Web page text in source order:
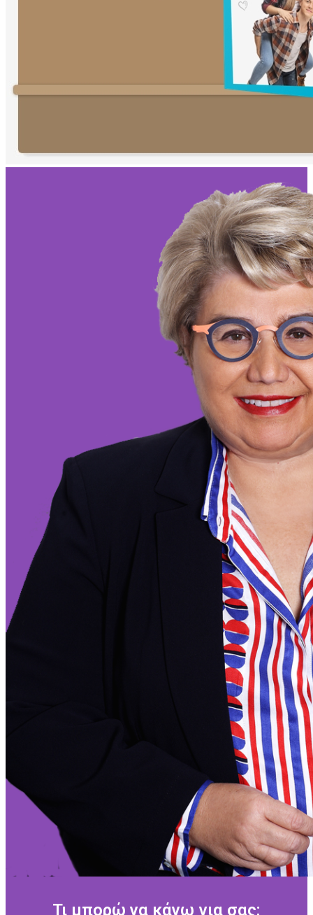
Τι μπορώ να κάνω για σας;